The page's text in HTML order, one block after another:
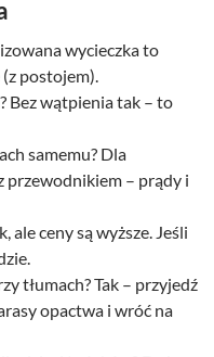
wycieczka to
postojem).
Bez wątpienia tak – to
samemu? Dla
przewodnikiem – prądy i
ale ceny są wyższe. Jeśli
tłumach? Tak – przyjedź
opactwa i wróć na